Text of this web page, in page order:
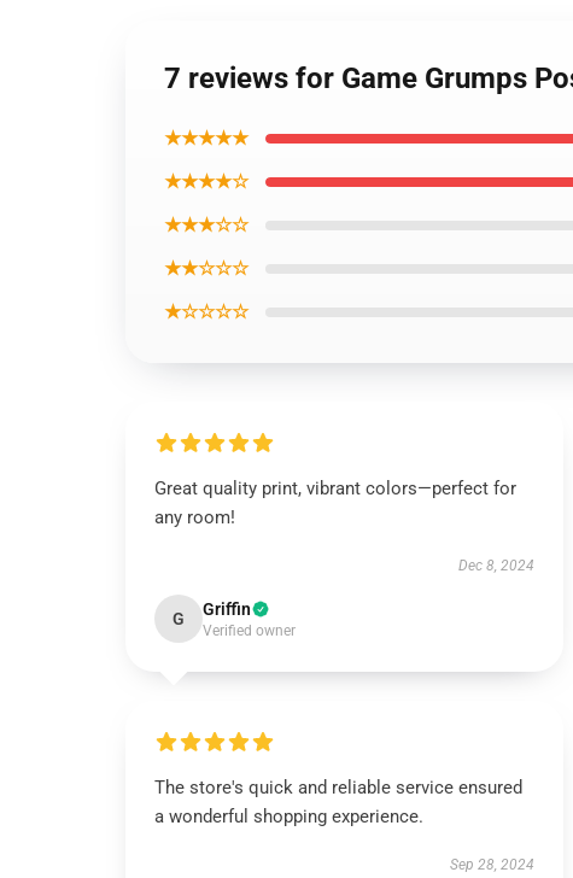
7 reviews for Game Grumps
★★★★★
★★★★☆
★★★☆☆
★★☆☆☆
★☆☆☆☆
Great quality print, vibrant colors—perfect for
any room!
Dec 8, 2024
G Griffin
Verified owner
The store's quick and reliable service ensured
a wonderful shopping experience.
Sep 28, 2024